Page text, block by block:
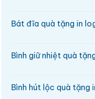
Bát đĩa quà tặng in
Bình giữ nhiệt quà
Bình hút lộc quà tặng